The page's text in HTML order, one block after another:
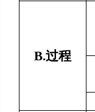
B.过程